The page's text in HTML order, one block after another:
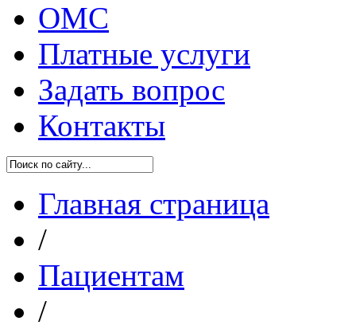
ОМС
Платные услуги
Задать вопрос
Контакты
Главная страница
/
Пациентам
/